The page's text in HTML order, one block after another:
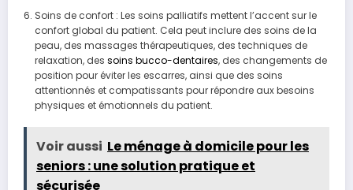
Soins de confort : Les soins palliatifs mettent l’accent sur le
confort global du patient. Cela peut inclure des soins de la
peau, des massages thérapeutiques, des techniques de
relaxation, des soins bucco-dentaires, des changements de
position pour éviter les escarres, ainsi que des soins
attentionnés et compatissants pour répondre aux besoins
physiques et émotionnels du patient.
Voir aussi Le ménage à domicile pour les
seniors : une solution pratique et
sécurisée